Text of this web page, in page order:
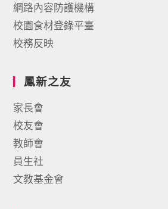
網路內容防護機構
校園食材登錄平臺
校務反映
鳳新之友
家長會
校友會
教師會
員生社
文教基金會